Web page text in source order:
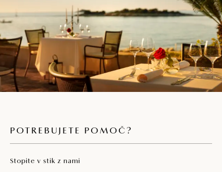
POTREBUJETE POMOČ?
Stopite v stik z nami